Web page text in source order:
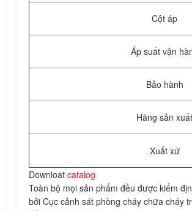
Cột áp
Áp suất vận
Bảo hành
Hãng sản xuất
Xuất xứ
Downloat catalog
Toàn bộ mọi sản phẩm đều được kiểm
bởi Cục cảnh sát phòng cháy chữa cháy